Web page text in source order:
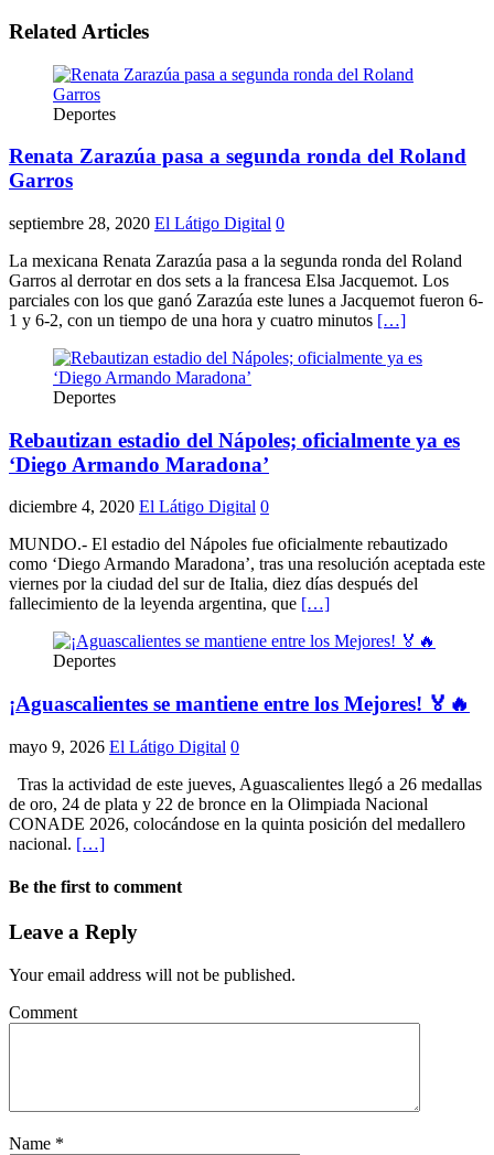
Related Articles
Deportes
Renata Zarazúa pasa a segunda ronda del Roland
Garros
septiembre 28, 2020 El Látigo Digital 0
La mexicana Renata Zarazúa pasa a la segunda ronda del Roland
Garros al derrotar en dos sets a la francesa Elsa Jacquemot. Los
parciales con los que ganó Zarazúa este lunes a Jacquemot fueron 6-
1 y 6-2, con un tiempo de una hora y cuatro minutos […]
Deportes
Rebautizan estadio del Nápoles; oficialmente ya es
‘Diego Armando Maradona’
diciembre 4, 2020 El Látigo Digital 0
MUNDO.- El estadio del Nápoles fue oficialmente rebautizado
como ‘Diego Armando Maradona’, tras una resolución aceptada este
viernes por la ciudad del sur de Italia, diez días después del
fallecimiento de la leyenda argentina, que […]
Deportes
¡Aguascalientes se mantiene entre los Mejores! 🏅🔥
mayo 9, 2026 El Látigo Digital 0
Tras la actividad de este jueves, Aguascalientes llegó a 26 medallas
de oro, 24 de plata y 22 de bronce en la Olimpiada Nacional
CONADE 2026, colocándose en la quinta posición del medallero
nacional. […]
Be the first to comment
Leave a Reply
Your email address will not be published.
Comment
Name *